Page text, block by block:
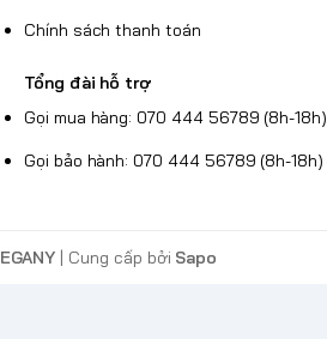
Chính sách thanh toán
Tổng đài hỗ trợ
Gọi mua hàng: 070 444 56789 (8h-18h)
Gọi bảo hành: 070 444 56789 (8h-18h)
EGANY | Cung cấp bởi Sapo